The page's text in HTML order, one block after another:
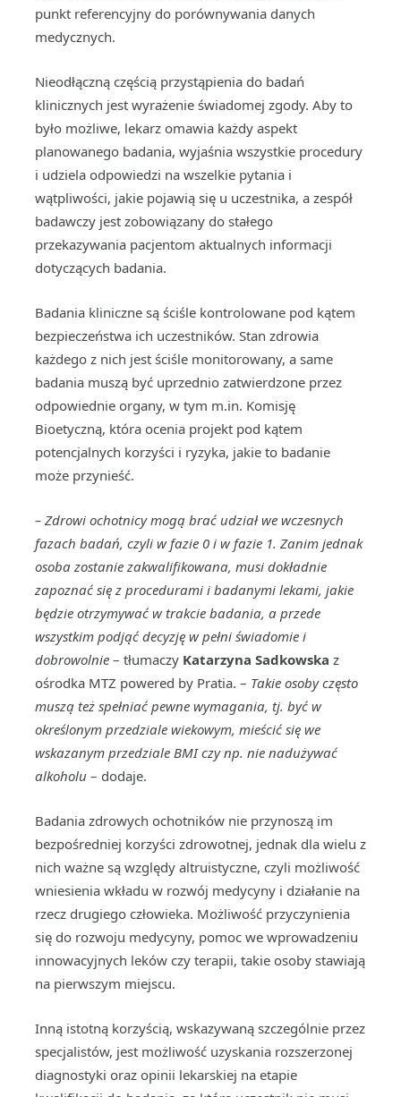
punkt referencyjny do porównywania danych
medycznych.
Nieodłączną częścią przystąpienia do badań
klinicznych jest wyrażenie świadomej zgody. Aby to
było możliwe, lekarz omawia każdy aspekt
planowanego badania, wyjaśnia wszystkie procedury
i udziela odpowiedzi na wszelkie pytania i
wątpliwości, jakie pojawią się u uczestnika, a zespół
badawczy jest zobowiązany do stałego
przekazywania pacjentom aktualnych informacji
dotyczących badania.
Badania kliniczne są ściśle kontrolowane pod kątem
bezpieczeństwa ich uczestników. Stan zdrowia
każdego z nich jest ściśle monitorowany, a same
badania muszą być uprzednio zatwierdzone przez
odpowiednie organy, w tym m.in. Komisję
Bioetyczną, która ocenia projekt pod kątem
potencjalnych korzyści i ryzyka, jakie to badanie
może przynieść.
– Zdrowi ochotnicy mogą brać udział we wczesnych
fazach badań, czyli w fazie 0 i w fazie 1. Zanim jednak
osoba zostanie zakwalifikowana, musi dokładnie
zapoznać się z procedurami i badanymi lekami, jakie
będzie otrzymywać w trakcie badania, a przede
wszystkim podjąć decyzję w pełni świadomie i
dobrowolnie – tłumaczy Katarzyna Sadkowska z
ośrodka MTZ powered by Pratia. – Takie osoby często
muszą też spełniać pewne wymagania, tj. być w
określonym przedziale wiekowym, mieścić się we
wskazanym przedziale BMI czy np. nie nadużywać
alkoholu – dodaje.
Badania zdrowych ochotników nie przynoszą im
bezpośredniej korzyści zdrowotnej, jednak dla wielu z
nich ważne są względy altruistyczne, czyli możliwość
wniesienia wkładu w rozwój medycyny i działanie na
rzecz drugiego człowieka. Możliwość przyczynienia
się do rozwoju medycyny, pomoc we wprowadzeniu
innowacyjnych leków czy terapii, takie osoby stawiają
na pierwszym miejscu.
Inną istotną korzyścią, wskazywaną szczególnie przez
specjalistów, jest możliwość uzyskania rozszerzonej
diagnostyki oraz opinii lekarskiej na etapie